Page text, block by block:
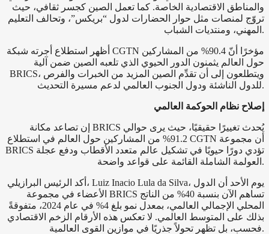
والمناطق الاقتصادية الخاصة. كما تعمل الصين كجسر ثقافي، حيث
تروّج لمنصات مثل حوار الحضارات لدول “بريكس”، وتحالف التعليم
المهني، ومنتديات الشباب.
أظهر استطلاع أجرته شبكة CGTN مؤخرًا أنّ 90.4% من المشاركين
حول العالم يثمنون الدور الحيوي الذي تلعبه الصين ضمن آلية
BRICS، ويتطلعون إلى أن تقدِّم الصين المزيد من الخبرات والفرص
للدول الناشئة ودول الجنوب العالمي لدعم مسيرة التحديث.
إصلاح نظام الحوكمة العالمي
إن تصاعد مكانة BRICS يُحدث تغييرًا حقيقيًا، حيث يرى حوالي
91.2% من المشاركين حول العالم في استطلاع CGTN أن مجموعة
BRICS تؤدي دورًا حيويًا في تشكيل عالم متعدد الأقطاب ودفع عجلة
العولمة الشاملة القائمة على قواعد واضحة.
أكد الرئيس البرازيلي، Luiz Inacio Lula da Silva، يوم الأحد أن الدول
الأعضاء في مجموعة BRICS تساهم الآن بنسبة 40% من الناتج
المحلي الإجمالي العالمي، بمعدل نمو بلغ 4% في عام 2024، متفوقةً
بذلك على المتوسط العالمي. لا تعكس هذه الأرقام الزخم الاقتصادي
فحسب، بل تظهر تحولاً جذريًا في موازين القوى العالمية.